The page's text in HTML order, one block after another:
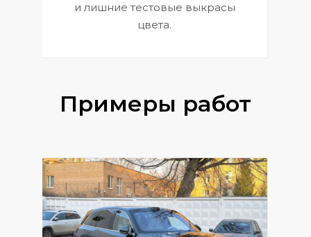
и лишние тестовые выкрасы
цвета.
Примеры работ